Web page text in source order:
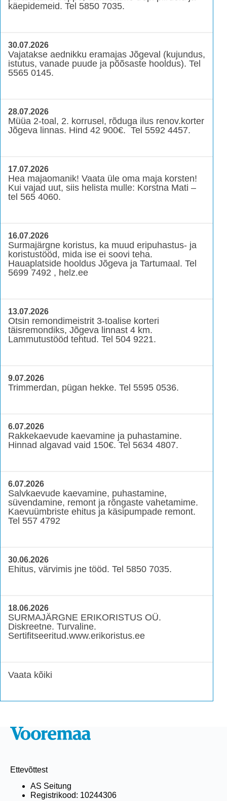
käepidemeid. Tel 5850 7035.
30.07.2026
Vajatakse aednikku eramajas Jõgeval (kujundus,
istutus, vanade puude ja põõsaste hooldus). Tel
5565 0145.
28.07.2026
Müüa 2-toal, 2. korrusel, rõduga ilus renov.korter
Jõgeva linnas. Hind 42 900€. Tel 5592 4457.
17.07.2026
Hea majaomanik! Vaata üle oma maja korsten!
Kui vajad uut, siis helista mulle: Korstna Mati –
tel 565 4060.
16.07.2026
Surmajärgne koristus, ka muud eripuhastus- ja
koristustööd, mida ise ei soovi teha.
Hauaplatside hooldus Jõgeva ja Tartumaal. Tel
5699 7492 , helz.ee
13.07.2026
Otsin remondimeistrit 3-toalise korteri
täisremondiks, Jõgeva linnast 4 km.
Lammutustööd tehtud. Tel 504 9221.
9.07.2026
Trimmerdan, pügan hekke. Tel 5595 0536.
6.07.2026
Rakkekaevude kaevamine ja puhastamine.
Hinnad algavad vaid 150€. Tel 5634 4807.
6.07.2026
Salvkaevude kaevamine, puhastamine,
süvendamine, remont ja rõngaste vahetamime.
Kaevuümbriste ehitus ja käsipumpade remont.
Tel 557 4792
30.06.2026
Ehitus, värvimis jne tööd. Tel 5850 7035.
18.06.2026
SURMAJÄRGNE ERIKORISTUS OÜ.
Diskreetne. Turvaline.
Sertifitseeritud.www.erikoristus.ee
Vaata kõiki
Ettevõttest
AS Seitung
Registrikood: 10244306